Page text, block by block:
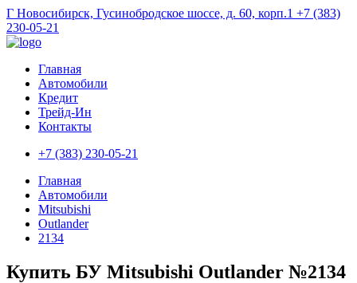
Г Новосибирск, Гусинобродское шоссе, д. 60, корп.1 +7 (383)
230-05-21
Главная
Автомобили
Кредит
Трейд-Ин
Контакты
+7 (383) 230-05-21
Главная
Автомобили
Mitsubishi
Outlander
2134
Купить БУ Mitsubishi Outlander №2134